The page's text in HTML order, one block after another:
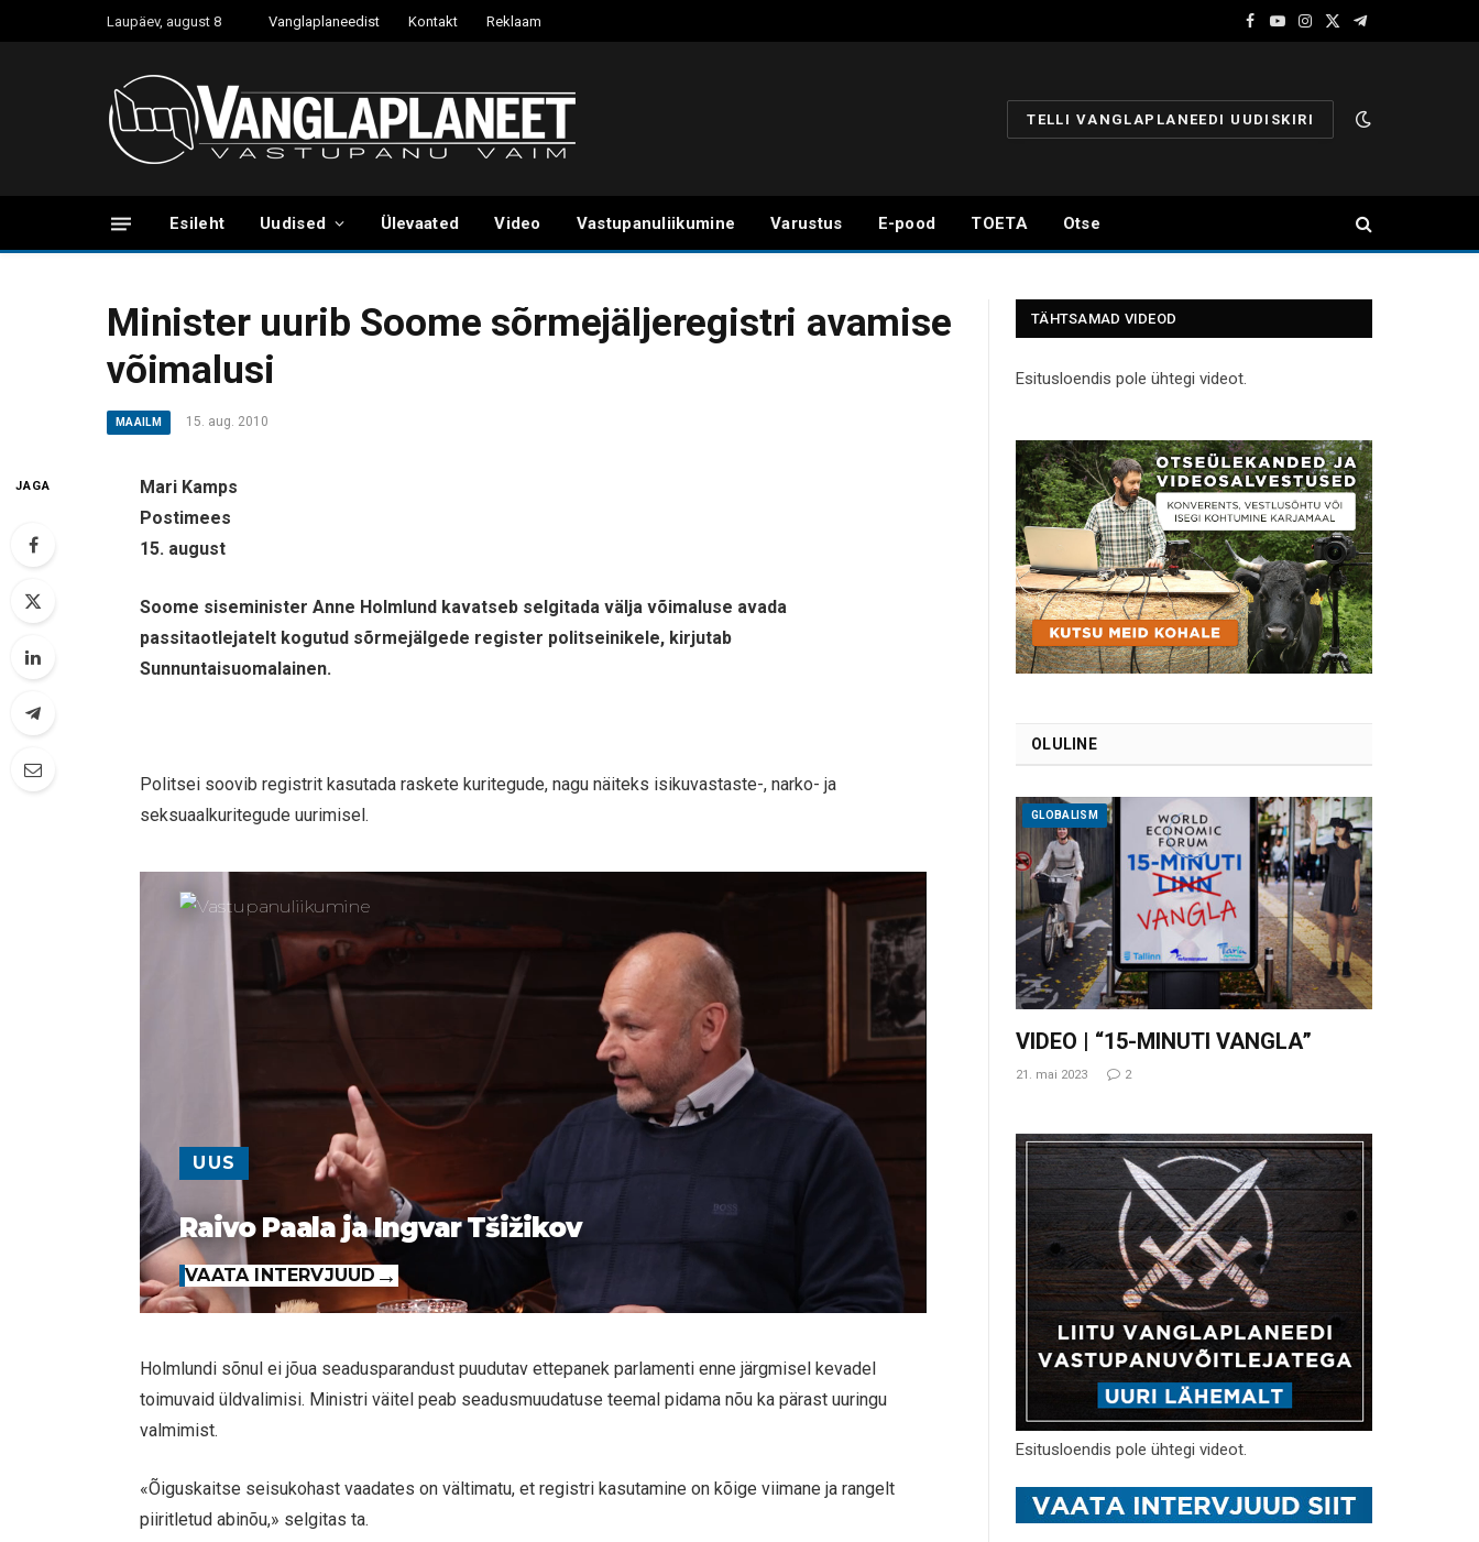
Laupäev, august 8 Vanglaplaneedist Kontakt Reklaam
Facebook
YouTube
Instagram
X
Telegram
TELLI VANGLAPLANEEDI UUDISKIRI
Esileht Uudised Ülevaated Video Vastupanuliikumine Varustus E-pood TOETA Otse
Minister uurib Soome sõrmejäljeregistri avamise
võimalusi
MAAILM 15. aug. 2010
JAGA
Mari Kamps
Postimees
15. august
Soome siseminister Anne Holmlund kavatseb selgitada välja võimaluse avada
passitaotlejatelt kogutud sõrmejälgede register politseinikele, kirjutab
Sunnuntaisuomalainen.
Politsei soovib registrit kasutada raskete kuritegude, nagu näiteks isikuvastaste-, narko- ja
seksuaalkuritegude uurimisel.
UUS
Raivo Paala ja Ingvar Tšižikov
VAATA INTERVJUUD
Holmlundi sõnul ei jõua seadusparandust puudutav ettepanek parlamenti enne järgmisel kevadel
toimuvaid üldvalimisi. Ministri väitel peab seadusmuudatuse teemal pidama nõu ka pärast uuringu
valmimist.
«Õiguskaitse seisukohast vaadates on vältimatu, et registri kasutamine on kõige viimane ja rangelt
piiritletud abinõu,» selgitas ta.
TÄHTSAMAD VIDEOD
Esitusloendis pole ühtegi videot.
OLULINE
GLOBALISM
VIDEO | “15-MINUTI VANGLA”
21. mai 2023 2
Esitusloendis pole ühtegi videot.